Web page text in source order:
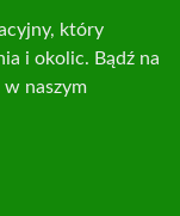
który
i okolic. Bądź na
w naszym